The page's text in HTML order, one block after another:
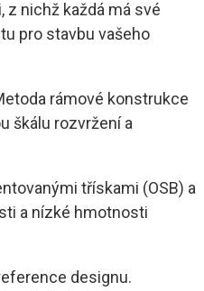
z nichž každá má své
pro stavbu vašeho
rámové konstrukce
škálu rozvržení a
třískami (OSB) a
a nízké hmotnosti
designu.